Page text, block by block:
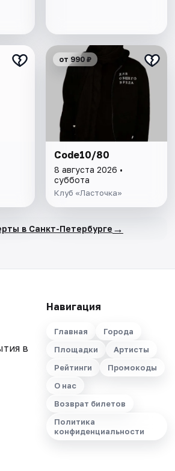
от 990 ₽
Code10/80
8 августа 2026 •
суббота
Клуб «Ласточка»
в Санкт-Петербурге →
в
Навигация
Главная
Города
Площадки
Артисты
Рейтинги
Промокоды
О нас
Возврат билетов
Политика
конфиденциальности